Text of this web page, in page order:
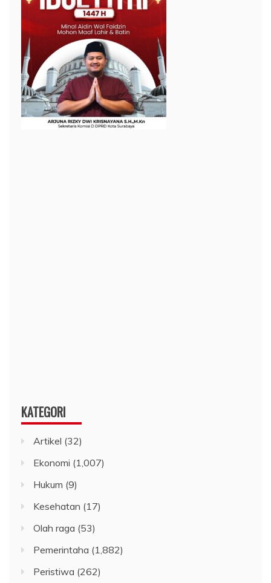
KATEGORI
Artikel (32)
Ekonomi (1,007)
Hukum (9)
Kesehatan (17)
Olah raga (53)
Pemerintaha (1,882)
Peristiwa (262)